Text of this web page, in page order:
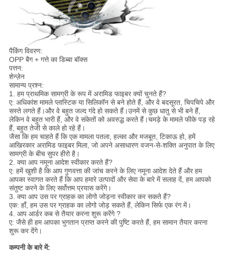
पैकिंग विवरण:
OPP बैग + गत्ते का डिब्बा बॉक्स
पत्तन:
शेन्ज़ेन
सामान्य प्रश्न:
1. हम प्राथमिक सामग्री के रूप में अरामिड फाइबर क्यों चुनते हैं?
ए: अधिकांश मामले प्लास्टिक या सिलिकॉन से बने होते हैं, और वे बदसूरत, चिपचिपे और
सस्ते लगते हैं।और वे बहुत जल्द गंदे हो सकते हैं।उनमें से कुछ धातु से भी बने हैं,
लेकिन वे बहुत भारी हैं, और वे संकेतों को अवरुद्ध करते हैं।चमड़े के मामले फीके पड़ रहे
हैं, बहुत तेजी से काले हो रहे हैं।
जैसा कि हम चाहते हैं कि एक मामला पतला, हल्का और मजबूत, टिकाऊ हो, हमें
आखिरकार अरामिड फाइबर मिला, जो अपने असाधारण वजन-से-शक्ति अनुपात के लिए
सामग्री के बीच सुपर हीरो है।
2. क्या आप नमूना आदेश स्वीकार करते हैं?
ए: हमें खुशी है कि आप गुणवत्ता की जांच करने के लिए नमूना आदेश देते हैं और हम
आपका स्वागत करते हैं कि आप हमारे उत्पादों और सेवा के बारे में सलाह दें, हम आपको
संतुष्ट करने के लिए सर्वोत्तम प्रयास करेंगे।
3. क्या आप उस पर ग्राहक का लोगो जोड़ना स्वीकार कर सकते हैं?
एक: हाँ, हम उस पर ग्राहक का लोगो जोड़ सकते हैं, लेकिन सिर्फ एक रंग में।
4. आप आर्डर कब से तैयार करना शुरू करेंगे ?
ए: जैसे ही हम आपका भुगतान प्राप्त करने की पुष्टि करते हैं, हम सामान तैयार करना
शुरू कर देंगे।
कम्पनी के बारे में: